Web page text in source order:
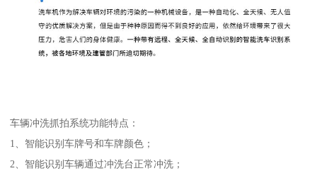
车辆冲洗抓拍系统功能特点：
1、智能识别车牌号和车牌颜色；
2、智能识别车辆通过冲洗台正常冲洗；